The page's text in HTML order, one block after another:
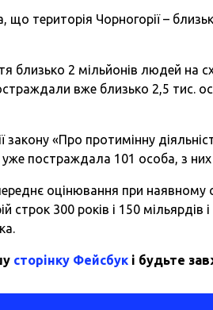
територія Чорногорії –
близько 2 мільйонів людей на
вже близько 2,5 тис.
закону «Про протимінну
постраждала 101 особа, з них
оцінювання при наявному
строк 300 років і 150 мільярдів
сторінку Фейсбук і будьте